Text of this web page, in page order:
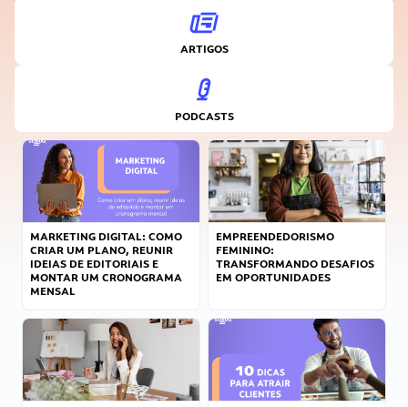
ARTIGOS
PODCASTS
MARKETING DIGITAL: COMO
CRIAR UM PLANO, REUNIR
IDEIAS DE EDITORIAIS E
MONTAR UM CRONOGRAMA
MENSAL
EMPREENDEDORISMO
FEMININO:
TRANSFORMANDO DESAFIOS
EM OPORTUNIDADES